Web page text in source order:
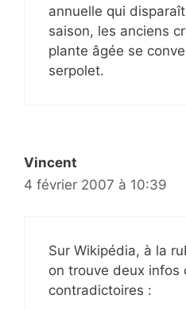
annuelle qui
saison, les anciens
plante âgée se
serpolet.
Vincent
4 février 2007 à 10:39
Sur Wikipédia, à la
on trouve deux infos
contradictoires :